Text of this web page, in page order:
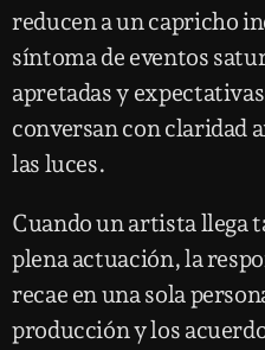
reducen a un capricho
síntoma de eventos
apretadas y
conversan con claridad
las luces.
Cuando un artista llega
plena actuación, la
recae en una sola
producción y los